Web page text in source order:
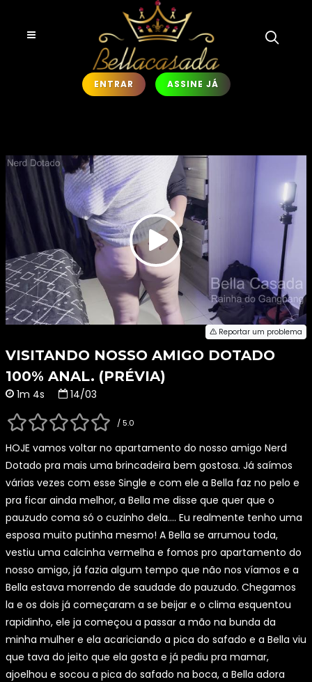
ENTRAR ASSINE JÁ
Reportar um problema
VISITANDO NOSSO AMIGO DOTADO
100% ANAL. (PRÉVIA)
1m 4s 14/03
/ 5.0
HOJE vamos voltar no apartamento do nosso amigo Nerd
Dotado pra mais uma brincadeira bem gostosa. Já saímos
várias vezes com esse Single e com ele a Bella faz no pelo e
pra ficar ainda melhor, a Bella me disse que quer que o
pauzudo coma só o cuzinho dela…. Eu realmente tenho uma
esposa muito putinha mesmo! A Bella se arrumou toda,
vestiu uma calcinha vermelha e fomos pro apartamento do
nosso amigo, já fazia algum tempo que não nos víamos e a
Bella estava morrendo de saudade do pauzudo. Chegamos
la e os dois já começaram a se beijar e o clima esquentou
rapidinho, ele ja começou a passar a mão na bunda da
minha mulher e ela acariciando a pica do safado e a Bella viu
que tava do jeito que ela gosta e já pediu pra mamar,
ajoelhou e socou a pica do safado na boca, a Bella adora